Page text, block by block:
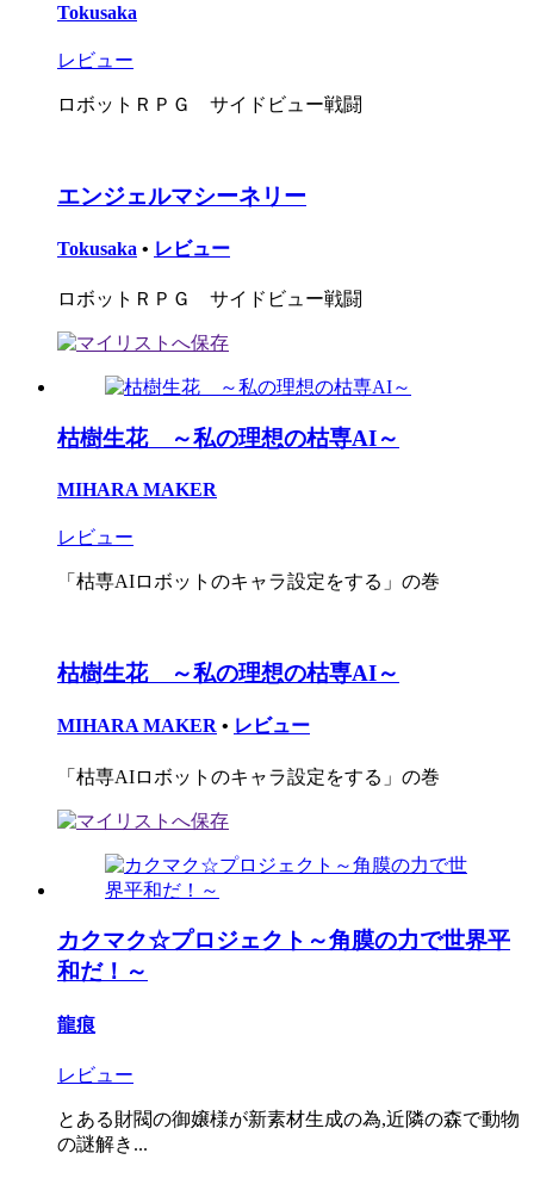
Tokusaka
レビュー
ロボットＲＰＧ サイドビュー戦闘
エンジェルマシーネリー
Tokusaka • レビュー
ロボットＲＰＧ サイドビュー戦闘
枯樹生花 ～私の理想の枯専AI～
MIHARA MAKER
レビュー
「枯専AIロボットのキャラ設定をする」の巻
枯樹生花 ～私の理想の枯専AI～
MIHARA MAKER • レビュー
「枯専AIロボットのキャラ設定をする」の巻
カクマク☆プロジェクト～角膜の力で世界平
和だ！～
龍痕
レビュー
とある財閥の御嬢様が新素材生成の為,近隣の森で動物
の謎解き...